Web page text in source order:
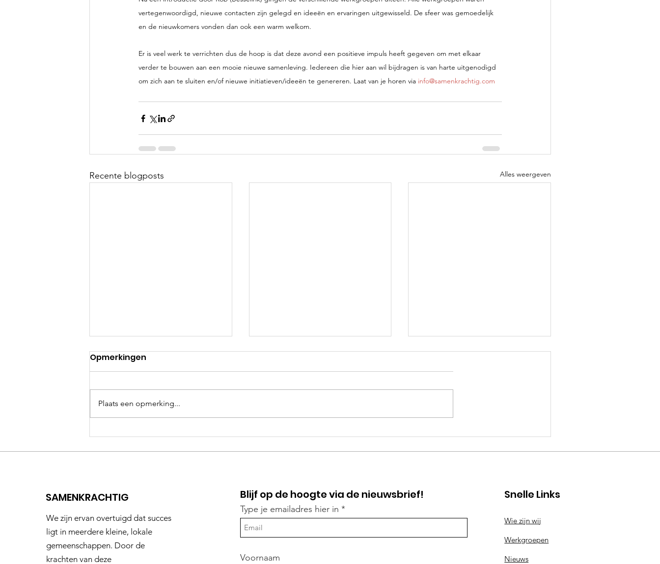
vertegenwoordigd, nieuwe contacten zijn gelegd en ideeën en ervaringen uitgewisseld. De sfeer was gemoedelijk
en de nieuwkomers vonden dan ook een warm welkom.
Er is veel werk te verrichten dus de hoop is dat deze avond een positieve impuls heeft gegeven om met elkaar
verder te bouwen aan een mooie nieuwe samenleving. Iedereen die hier aan wil bijdragen is van harte uitgenodigd
om zich aan te sluiten en/of nieuwe initiatieven/ideeën te genereren. Laat van je horen via info@samenkrachtig.com
Recente blogposts Alles weergeven
Geen windturbines in de
Presentatie door
Nieuwjaarsbijeenkomst
Opmerkingen
Plaats een opmerking...
SAMENKRACHTIG
We zijn ervan overtuigd dat succes
ligt in meerdere kleine, lokale
gemeenschappen. Door de
krachten van deze
Blijf op de hoogte via de nieuwsbrief!
Type je emailadres hier in
Voornaam
Snelle Links
Wie zijn wij
Werkgroepen
Nieuws